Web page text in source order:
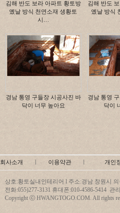
김해 반도 보라 아파트 황토방
옜날 방식 천연소재 생황토
시…
김해 반도
옜날 방식
경남 통영 구들장 시공사진 바
닥이 너무 높아요
경남 통영
닥이
회사소개 이용약관 개인
상호:황토실내인테리어 l 주소:경남 창원시
전화:055)277-3131 휴대폰:010-4586-5414 관
Copyright ⓒ HWANGTOGO.COM. All rights